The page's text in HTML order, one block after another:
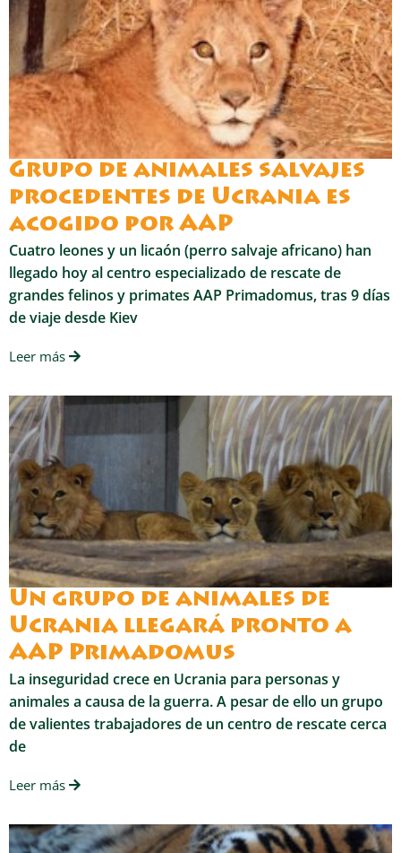
Grupo de animales salvajes
procedentes de Ucrania es
acogido por AAP
Cuatro leones y un licaón (perro salvaje africano) han
llegado hoy al centro especializado de rescate de
grandes felinos y primates AAP Primadomus, tras 9 días
de viaje desde Kiev
Leer más
Un grupo de animales de
Ucrania llegará pronto a
AAP Primadomus
La inseguridad crece en Ucrania para personas y
animales a causa de la guerra. A pesar de ello un grupo
de valientes trabajadores de un centro de rescate cerca
de
Leer más